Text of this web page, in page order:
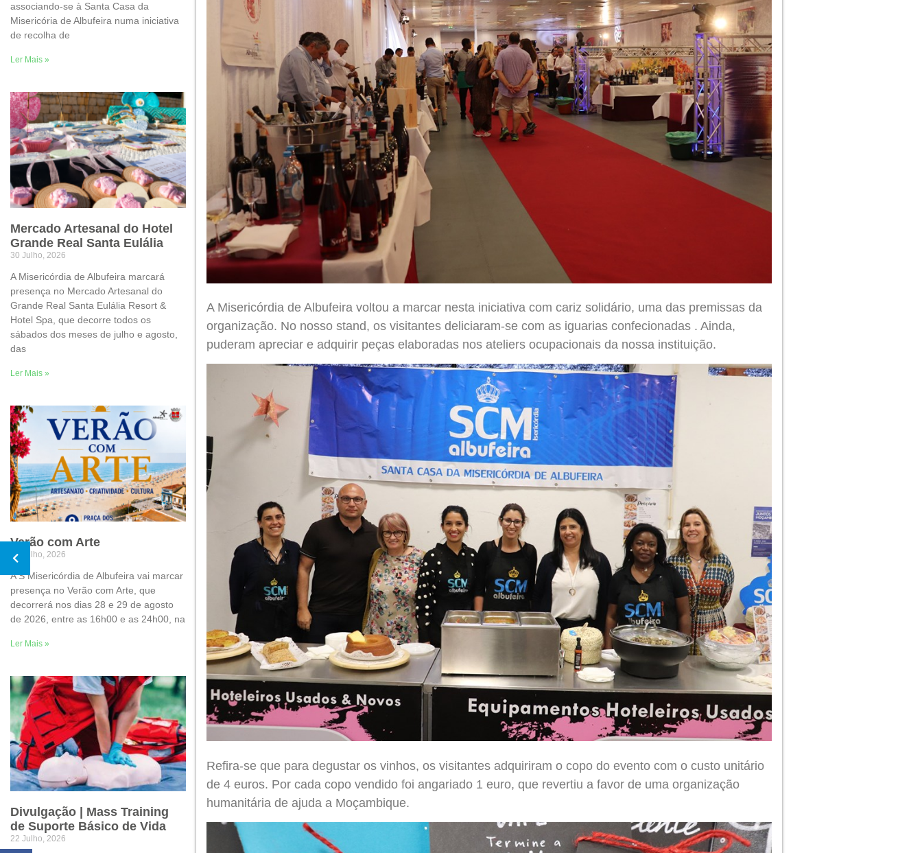
associando-se à Santa Casa da
Misericória de Albufeira numa iniciativa
de recolha de
Ler Mais »
Mercado Artesanal do Hotel
Grande Real Santa Eulália
30 Julho, 2026
A Misericórdia de Albufeira marcará
presença no Mercado Artesanal do
Grande Real Santa Eulália Resort &
Hotel Spa, que decorre todos os
sábados dos meses de julho e agosto,
das
Ler Mais »
Verão com Arte
30 Julho, 2026
A S Misericórdia de Albufeira vai marcar
presença no Verão com Arte, que
decorrerá nos dias 28 e 29 de agosto
de 2026, entre as 16h00 e as 24h00, na
Ler Mais »
Divulgação | Mass Training
de Suporte Básico de Vida
22 Julho, 2026
A Misericórdia de Albufeira voltou a marcar nesta iniciativa com cariz solidário, uma das premissas da
organização. No nosso stand, os visitantes deliciaram-se com as iguarias confecionadas . Ainda,
puderam apreciar e adquirir peças elaboradas nos ateliers ocupacionais da nossa instituição.
Refira-se que para degustar os vinhos, os visitantes adquiriram o copo do evento com o custo unitário
de 4 euros. Por cada copo vendido foi angariado 1 euro, que revertiu a favor de uma organização
humanitária de ajuda a Moçambique.